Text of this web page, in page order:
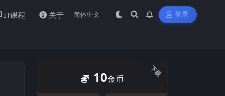
IT课程 关于 登录
下载
10金币